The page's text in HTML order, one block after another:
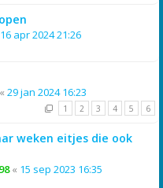
16 apr 2024 21:26
« 29 jan 2024 16:23
1 2 3 4 5 6
weken eitjes die ook
« 15 sep 2023 16:35